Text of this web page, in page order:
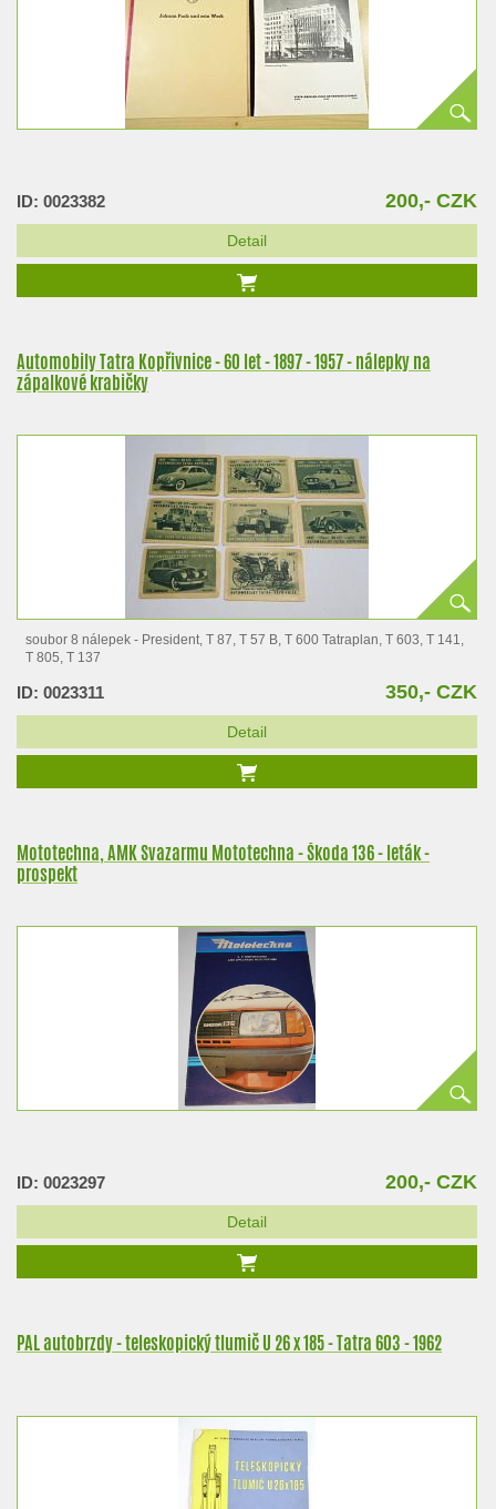
ID: 0023382 200,- CZK
Detail
Automobily Tatra Kopřivnice - 60 let - 1897 - 1957 - nálepky na
zápalkové krabičky
soubor 8 nálepek - President, T 87, T 57 B, T 600 Tatraplan, T 603, T 141,
T 805, T 137
ID: 0023311 350,- CZK
Detail
Mototechna, AMK Svazarmu Mototechna - Škoda 136 - leták -
prospekt
ID: 0023297 200,- CZK
Detail
PAL autobrzdy - teleskopický tlumič U 26 x 185 - Tatra 603 - 1962